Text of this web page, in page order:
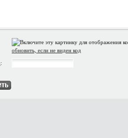
обновить, если не виден код